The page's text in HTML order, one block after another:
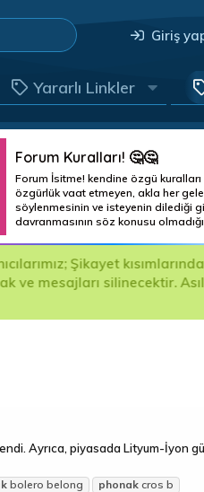
Giriş
Yararlı Linkler
Forum Kuralları! 🤔🤔
Forum İsitme! kendine özgü kuralları
özgürlük vaat etmeyen, akla her
söylenmesinin ve isteyenin dilediği
davranmasının söz konusu
şikayet yapan kişiler için
talep edildiğinde ilgili
Ayrıca, piyasada Lityum-İyon
bolero belong phonak cros b